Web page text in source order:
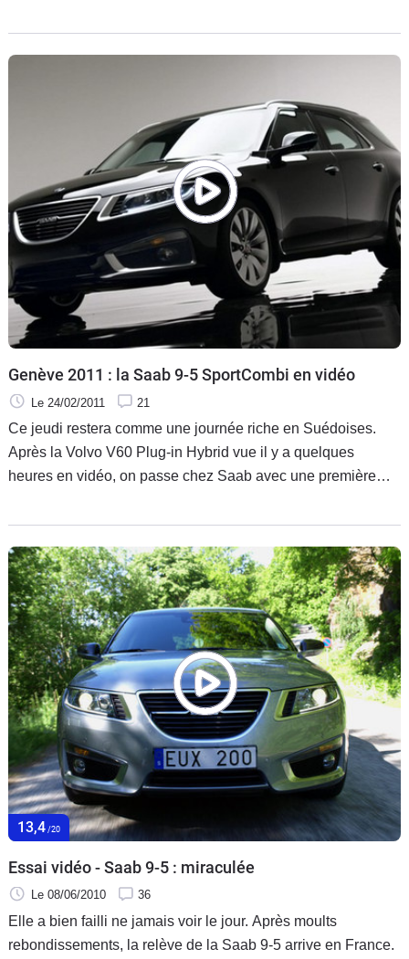
Genève 2011 : la Saab 9-5 SportCombi en vidéo
Le 24/02/2011 21
Ce jeudi restera comme une journée riche en Suédoises.
Après la Volvo V60 Plug-in Hybrid vue il y a quelques
heures en vidéo, on passe chez Saab avec une première
13,4 /20
Essai vidéo - Saab 9-5 : miraculée
Le 08/06/2010 36
Elle a bien failli ne jamais voir le jour. Après moults
rebondissements, la relève de la Saab 9-5 arrive en France.